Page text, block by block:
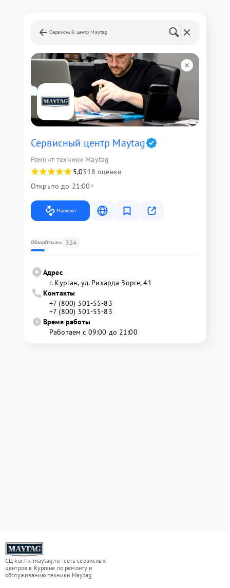
Сервисный центр Maytag
Сервисный центр Maytag
Ремонт техники Maytag
5,0318 оценки
Открыто до 21:00
Маршрут
ОбзорОтзывы 324
Адрес
г. Курган, ул. Рихарда Зорге, 41
Контакты
+7 (800) 301-55-83
+7 (800) 301-55-83
Время работы
Работаем с 09:00 до 21:00
СЦ kur.fix-maytag.ru - сеть сервисных
центров в Кургане по ремонту и
обслуживанию техники Maytag